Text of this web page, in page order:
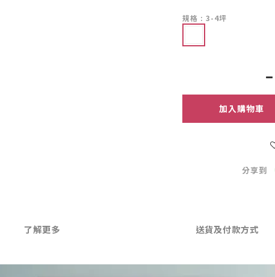
規格 : 3-4坪
加入購物車
分享到
了解更多 送貨及付款方式